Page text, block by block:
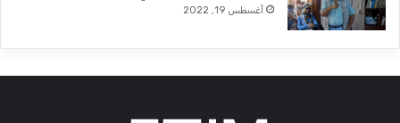
أغسطس 19, 2022